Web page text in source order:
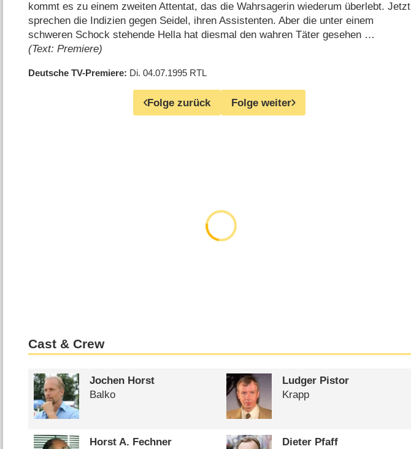
kommt es zu einem zweiten Attentat, das die Wahrsagerin wiederum überlebt. Jetzt
sprechen die Indizien gegen Seidel, ihren Assistenten. Aber die unter einem
schweren Schock stehende Hella hat diesmal den wahren Täter gesehen …
(Text: Premiere)
Deutsche TV-Premiere Di. 04.07.1995 RTL
Folge zurück Folge weiter
Cast & Crew
Jochen Horst
Balko
Ludger Pistor
Krapp
Horst A. Fechner
Dieter Pfaff